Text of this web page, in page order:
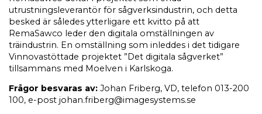
utrustningsleverantör för sågverksindustrin, och detta
besked är således ytterligare ett kvitto på att
RemaSawco leder den digitala omställningen av
träindustrin. En omställning som inleddes i det tidigare
Vinnovastöttade projektet ”Det digitala sågverket”
tillsammans med Moelven i Karlskoga.
Frågor besvaras av: Johan Friberg, VD, telefon 013-200
100, e-post johan.friberg@imagesystems.se